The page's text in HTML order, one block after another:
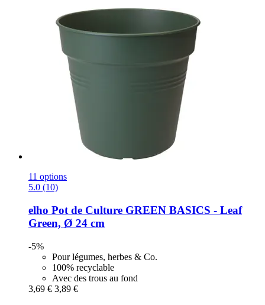
11 options
5.0 (10)
elho Pot de Culture GREEN BASICS -​ Leaf
Green, Ø 24 cm
-5%
Pour légumes, herbes & Co.
100% recyclable
Avec des trous au fond
3,69 € 3,89 €